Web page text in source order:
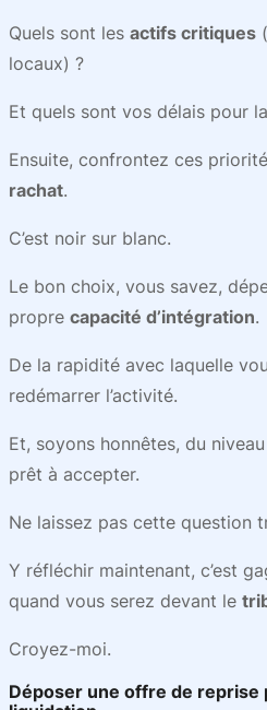
Quels sont les actifs critiques
locaux) ?
Et quels sont vos délais pour
Ensuite, confrontez ces
rachat.
C’est noir sur blanc.
Le bon choix, vous savez,
propre capacité d’intégration.
De la rapidité avec laquelle
redémarrer l’activité.
Et, soyons honnêtes, du
prêt à accepter.
Ne laissez pas cette question
Y réfléchir maintenant, c’est
quand vous serez devant le
Croyez-moi.
Déposer une offre de